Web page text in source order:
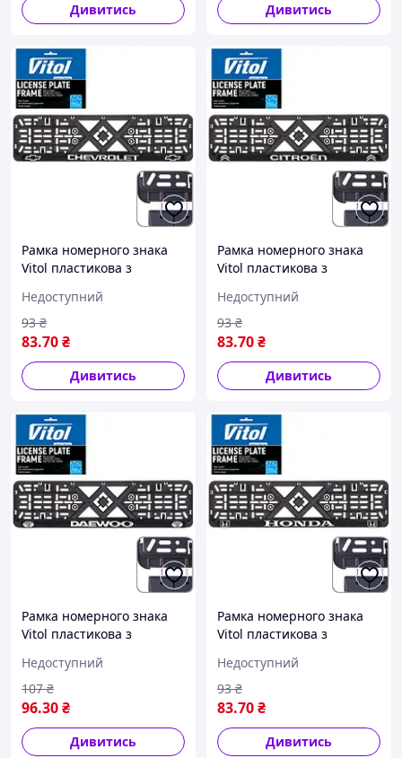
Дивитись Дивитись
Рамка номерного знака
Vitol пластикова з
CHEVROLET (чорна)
Недоступний
83.70₴
93 ₴
Дивитись
Рамка номерного знака
Vitol пластикова з
CITROEN (чорна)
Недоступний
83.70₴
93 ₴
Дивитись
Рамка номерного знака
Vitol пластикова з
DAEWOO (чорна)
Недоступний
96.30₴
107 ₴
Дивитись
Рамка номерного знака
Vitol пластикова з
HONDA (чорна)
Недоступний
83.70₴
93 ₴
Дивитись